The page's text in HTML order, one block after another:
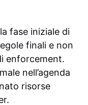
fase iniziale di
finali e non
enforcement.
nell’agenda
risorse